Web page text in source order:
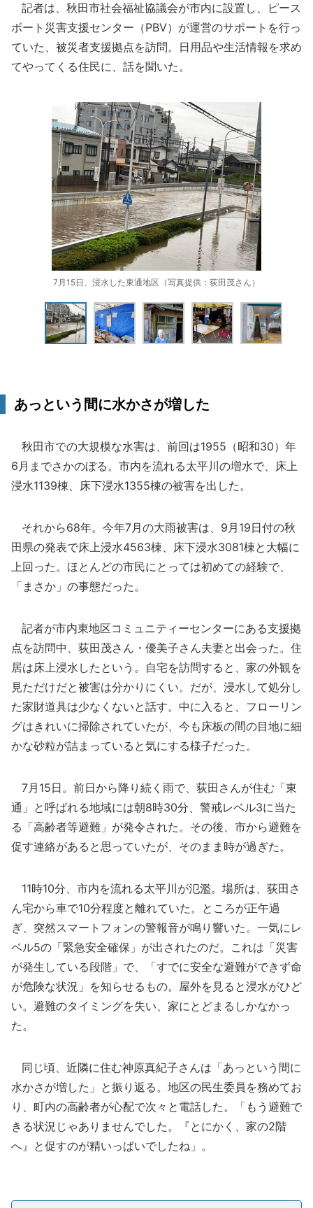
記者は、秋田市社会福祉協議会が市内に設置し、ピース
ボート災害支援センター（PBV）が運営のサポートを行っ
ていた、被災者支援拠点を訪問。日用品や生活情報を求め
てやってくる住民に、話を聞いた。
7月15日、浸水した東通地区（写真提供：荻田茂さん）
あっという間に水かさが増した
秋田市での大規模な水害は、前回は1955（昭和30）年
6月までさかのぼる。市内を流れる太平川の増水で、床上
浸水1139棟、床下浸水1355棟の被害を出した。
それから68年。今年7月の大雨被害は、9月19日付の秋
田県の発表で床上浸水4563棟、床下浸水3081棟と大幅に
上回った。ほとんどの市民にとっては初めての経験で、
「まさか」の事態だった。
記者が市内東地区コミュニティーセンターにある支援拠
点を訪問中、荻田茂さん・優美子さん夫妻と出会った。住
居は床上浸水したという。自宅を訪問すると、家の外観を
見ただけだと被害は分かりにくい。だが、浸水して処分し
た家財道具は少なくないと話す。中に入ると、フローリン
グはきれいに掃除されていたが、今も床板の間の目地に細
かな砂粒が詰まっていると気にする様子だった。
7月15日。前日から降り続く雨で、荻田さんが住む「東
通」と呼ばれる地域には朝8時30分、警戒レベル3に当た
る「高齢者等避難」が発令された。その後、市から避難を
促す連絡があると思っていたが、そのまま時が過ぎた。
11時10分、市内を流れる太平川が氾濫。場所は、荻田さ
ん宅から車で10分程度と離れていた。ところが正午過
ぎ、突然スマートフォンの警報音が鳴り響いた。一気にレ
ベル5の「緊急安全確保」が出されたのだ。これは「災害
が発生している段階」で、「すでに安全な避難ができず命
が危険な状況」を知らせるもの。屋外を見ると浸水がひど
い。避難のタイミングを失い、家にとどまるしかなかっ
た。
同じ頃、近隣に住む神原真紀子さんは「あっという間に
水かさが増した」と振り返る。地区の民生委員を務めてお
り、町内の高齢者が心配で次々と電話した。「もう避難で
きる状況じゃありませんでした。『とにかく、家の2階
へ』と促すのが精いっぱいでしたね」。